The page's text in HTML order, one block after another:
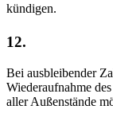
kündigen.
12.
Bei ausbleibender
Wiederaufnahme
aller Außenstände